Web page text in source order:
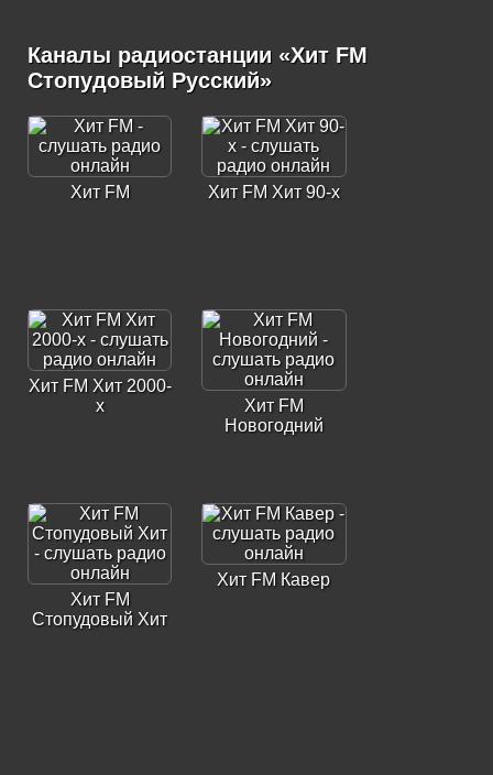
Каналы радиостанции «Хит FM
Стопудовый Русский»
Хит FM Хит FM Хит 90-х
Хит FM Хит 2000-
х
Хит FM
Новогодний
Хит FM
Стопудовый Хит
Хит FM Кавер